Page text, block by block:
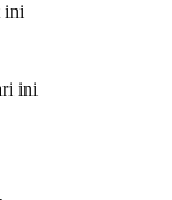
ini
ini